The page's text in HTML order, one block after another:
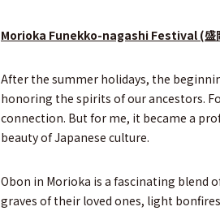
Morioka Funekko-nagashi Festival (盛
After the summer holidays, the
honoring the spirits of our ancestors.
connection. But for me, it became a
beauty of Japanese culture.
Obon in Morioka is a fascinating blend
graves of their loved ones, light